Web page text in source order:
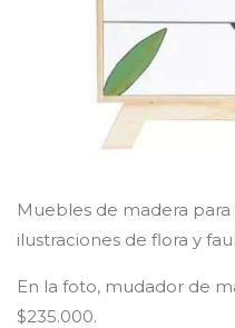
Muebles de madera para
ilustraciones de flora y
En la foto, mudador de
$235.000.